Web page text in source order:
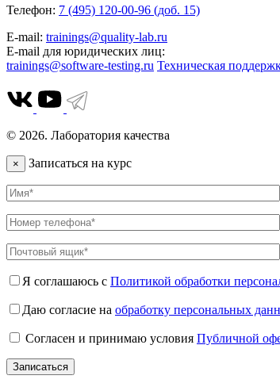
Телефон: 7 (495) 120-00-96 (доб. 15)
E-mail: trainings@quality-lab.ru
E-mail для юридических лиц:
trainings@software-testing.ru Техническая
© 2026. Лаборатория качества
× Записаться на курс
Я соглашаюсь с Политикой обработки
Даю согласие на обработку персональных
Согласен и принимаю условия Публичной